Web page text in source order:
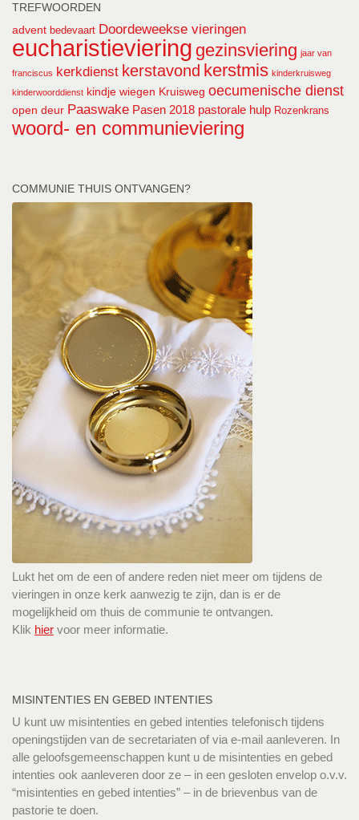
TREFWOORDEN
advent bedevaart Doordeweekse vieringen
eucharistieviering gezinsviering jaar van
franciscus kerkdienst kerstavond kerstmis kinderkruisweg
kinderwoorddienst kindje wiegen Kruisweg oecumenische dienst
open deur Paaswake Pasen 2018 pastorale hulp Rozenkrans
woord- en communieviering
COMMUNIE THUIS ONTVANGEN?
Lukt het om de een of andere reden niet meer om tijdens de
vieringen in onze kerk aanwezig te zijn, dan is er de
mogelijkheid om thuis de communie te ontvangen.
Klik hier voor meer informatie.
MISINTENTIES EN GEBED INTENTIES
U kunt uw misintenties en gebed intenties telefonisch tijdens
openingstijden van de secretariaten of via e-mail aanleveren. In
alle geloofsgemeenschappen kunt u de misintenties en gebed
intenties ook aanleveren door ze – in een gesloten envelop o.v.v.
“misintenties en gebed intenties” – in de brievenbus van de
pastorie te doen.